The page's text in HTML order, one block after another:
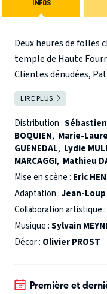
INFOS
Deux heures de folles
temple de Haute
Clientes dénudées,
perspective !
LIRE PLUS
Distribution :Sébastien
BOQUIEN, Marie-Laure
GUENEDAL, Lydie
MARCAGGI, Mathieu
Mise en scène : Eric
Adaptation :Jean-Loup
Collaboration artistique :
Musique :Sylvain
Décor : Olivier PROST
Première et